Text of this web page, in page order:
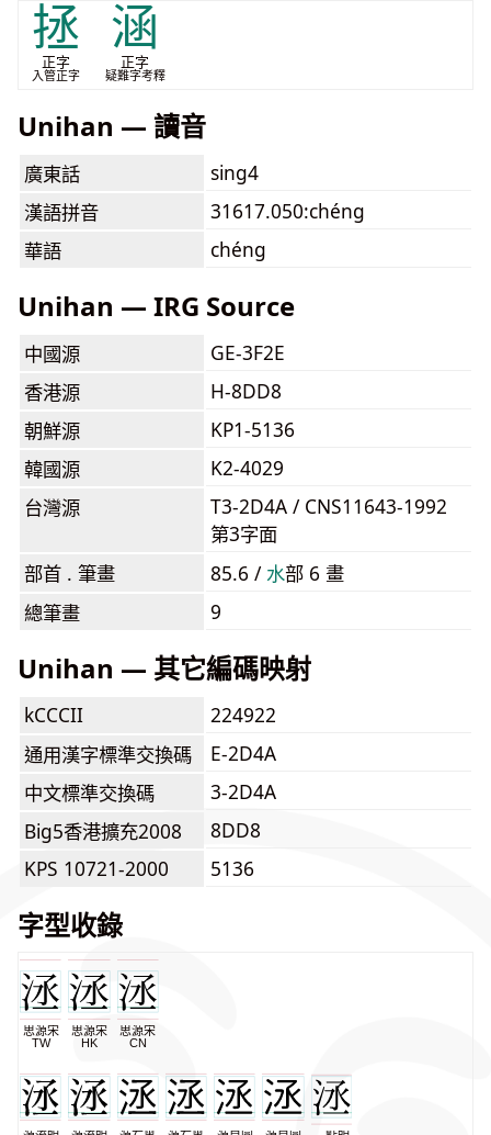
拯
正字
入管正字
涵
正字
疑難字考釋
Unihan — 讀音
廣東話
sing4
漢語拼音
31617.050:chéng
華語
chéng
Unihan — IRG Source
中國源
GE-3F2E
香港源
H-8DD8
朝鮮源
KP1-5136
韓國源
K2-4029
台灣源
T3-2D4A / CNS11643-1992
第3字面
部首 . 筆畫
85.6 /⽔部 6 畫
總筆畫
9
Unihan — 其它編碼映射
kCCCII
224922
通用漢字標準交換碼
E-2D4A
中文標準交換碼
3-2D4A
Big5香港擴充2008
8DD8
KPS 10721-2000
5136
字型收錄
思源宋
TW
思源宋
HK
思源宋
CN